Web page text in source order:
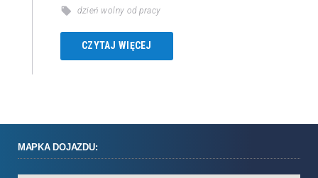
dzień wolny od pracy
CZYTAJ WIĘCEJ
MAPKA DOJAZDU: